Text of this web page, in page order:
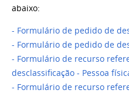
abaixo:
- Formulário de pedido de
- Formulário de pedido de
- Formulário de recurso
desclassificação - Pessoa
- Formulário de recurso